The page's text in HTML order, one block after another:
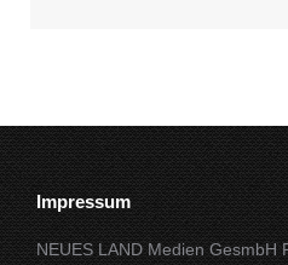
Impressum
NEUES LAND Medien GesmbH